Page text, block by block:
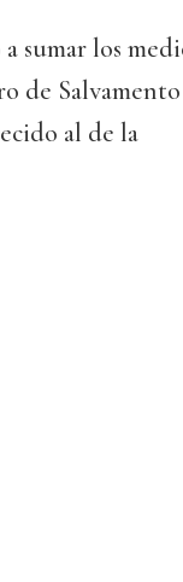
sumar los
de Salvamento
al de la